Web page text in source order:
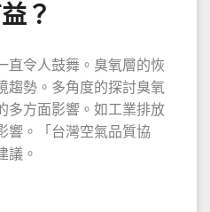
？
直令人鼓舞。臭氧層的恢
趨勢。多角度的探討臭氧
多方面影響。如工業排放
響。「台灣空氣品質協
議。